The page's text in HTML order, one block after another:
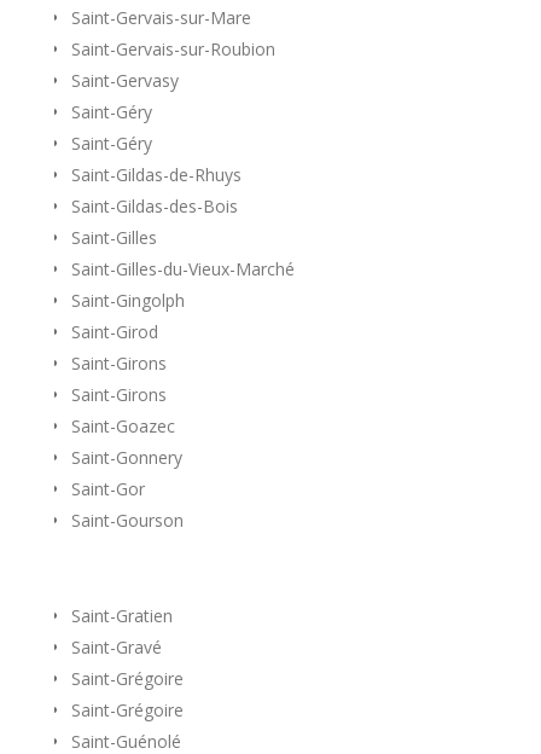
Saint-Gervais-sur-Mare
Saint-Gervais-sur-Roubion
Saint-Gervasy
Saint-Géry
Saint-Géry
Saint-Gildas-de-Rhuys
Saint-Gildas-des-Bois
Saint-Gilles
Saint-Gilles-du-Vieux-Marché
Saint-Gingolph
Saint-Girod
Saint-Girons
Saint-Girons
Saint-Goazec
Saint-Gonnery
Saint-Gor
Saint-Gourson
Saint-Gratien
Saint-Gravé
Saint-Grégoire
Saint-Grégoire
Saint-Guénolé